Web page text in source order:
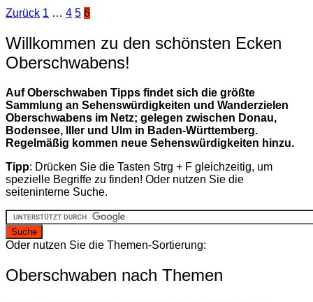
Seitennummerierung
der
Beiträge
Zurück 1 … 4 5 6
Willkommen zu den schönsten Ecken
Oberschwabens!
Auf Oberschwaben Tipps findet sich die größte
Sammlung an Sehenswürdigkeiten und Wanderzielen
Oberschwabens im Netz; gelegen zwischen Donau,
Bodensee, Iller und Ulm in Baden-Württemberg.
Regelmäßig kommen neue Sehenswürdigkeiten hinzu.
Tipp: Drücken Sie die Tasten Strg + F gleichzeitig, um
spezielle Begriffe zu finden! Oder nutzen Sie die
seiteninterne Suche.
Oder nutzen Sie die Themen-Sortierung:
Oberschwaben nach Themen